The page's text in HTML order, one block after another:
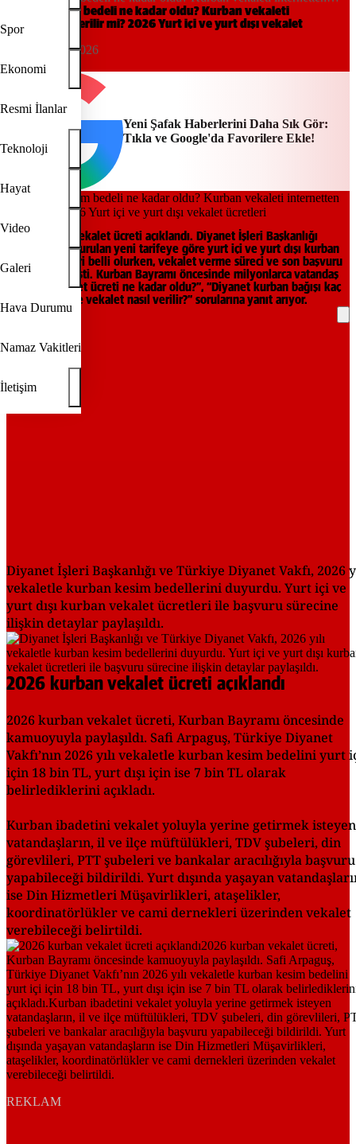
Spor
Ekonomi
Resmi İlanlar
Teknoloji
Hayat
Video
Galeri
Hava Durumu
Namaz Vakitleri
İletişim
verilir mi? 2026 Yurt içi ve yurt dışı vekalet ücretleri
Kurban kesim bedeli ne kadar oldu? Kurban vekaleti
internetten verilir mi? 2026 Yurt içi ve yurt dışı vekalet
ücretleri
21:48, 15/05/2026
Yeni Şafak
Yeni Şafak Haberlerini Daha Sık Gör:
Tıkla ve Google'da Favorilere Ekle!
2026 kurban vekalet ücreti açıklandı. Diyanet İşleri Başkanlığı
tarafından duyurulan yeni tarifeye göre yurt içi ve yurt dışı kurban
kesim bedelleri belli olurken, vekalet verme süreci ve son başvuru
tarihi de netleşti. Kurban Bayramı öncesinde milyonlarca vatandaş
“Kurban vekalet ücreti ne kadar oldu?”, “Diyanet kurban bağışı kaç
TL?” ve “Online vekalet nasıl verilir?” sorularına yanıt arıyor.
REKLAM
Diyanet İşleri Başkanlığı ve Türkiye Diyanet Vakfı, 2026
vekaletle kurban kesim bedellerini duyurdu. Yurt içi ve
yurt dışı kurban vekalet ücretleri ile başvuru sürecine
ilişkin detaylar paylaşıldı.
2026 kurban vekalet ücreti açıklandı
2026 kurban vekalet ücreti, Kurban Bayramı öncesinde
kamuoyuyla paylaşıldı. Safi Arpaguş, Türkiye Diyanet
Vakfı’nın 2026 yılı vekaletle kurban kesim bedelini yurt
için 18 bin TL, yurt dışı için ise 7 bin TL olarak
belirlediklerini açıkladı.
Kurban ibadetini vekalet yoluyla yerine getirmek isteyen
vatandaşların, il ve ilçe müftülükleri, TDV şubeleri, din
görevlileri, PTT şubeleri ve bankalar aracılığıyla başvuru
yapabileceği bildirildi. Yurt dışında yaşayan
ise Din Hizmetleri Müşavirlikleri, ataşelikler,
koordinatörlükler ve cami dernekleri üzerinden vekalet
verebileceği belirtildi.
REKLAM